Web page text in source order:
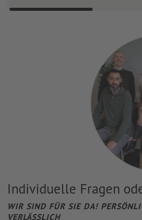
Individuelle Fragen
WIR SIND FÜR SIE DA!
VERLÄSSLICH